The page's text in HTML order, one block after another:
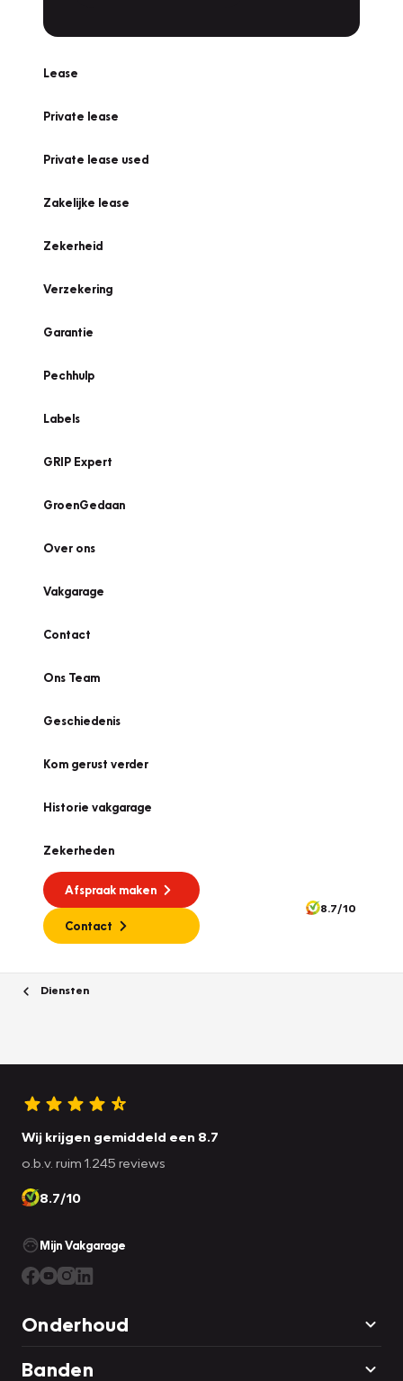
Lease
Private lease
Private lease used
Zakelijke lease
Zekerheid
Verzekering
Garantie
Pechhulp
Labels
GRIP Expert
GroenGedaan
Over ons
Vakgarage
Contact
Ons Team
Geschiedenis
Kom gerust verder
Historie vakgarage
Zekerheden
Afspraak maken
Contact
8.7/10
Diensten
Wij krijgen gemiddeld een 8.7
o.b.v. ruim 1.245 reviews
8.7/10
Mijn Vakgarage
Onderhoud
Banden